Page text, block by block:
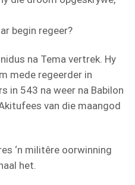
begin regeer?
na Tema vertrek. Hy
mede regeerder in
in 543 na weer na Babilon
van die maangod
‘n militêre oorwinning
het.